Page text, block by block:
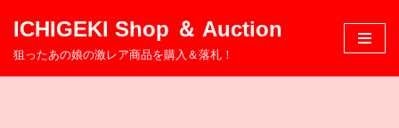
コ
ICHIGEKI Shop ＆ Auction
狙ったあの娘の激レア商品を購入＆落札！